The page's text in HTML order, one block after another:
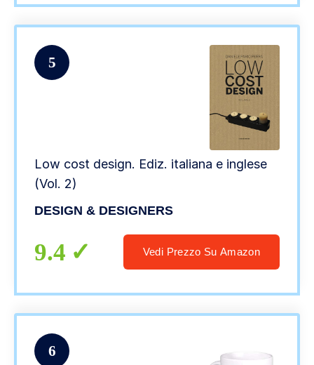
5
Low cost design. Ediz. italiana e inglese
(Vol. 2)
DESIGN & DESIGNERS
9.4 Vedi Prezzo Su Amazon
6